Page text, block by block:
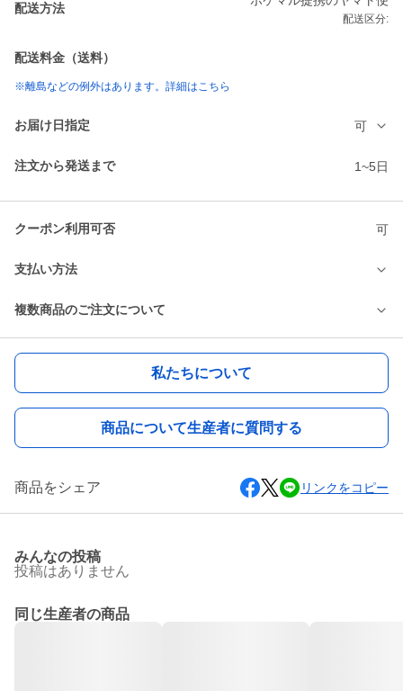
配送方法
配送区分:
配送料金（送料）
※離島などの例外はあります。詳細はこちら
お届け日指定 可
注文から発送まで 1~5日
クーポン利用可否 可
支払い方法
複数商品のご注文について
私たちについて
商品について生産者に質問する
商品をシェア リンクをコピー
みんなの投稿
投稿はありません
同じ生産者の商品